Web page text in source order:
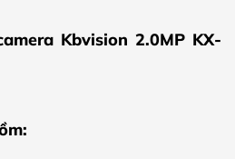
Kbvision 2.0MP KX-